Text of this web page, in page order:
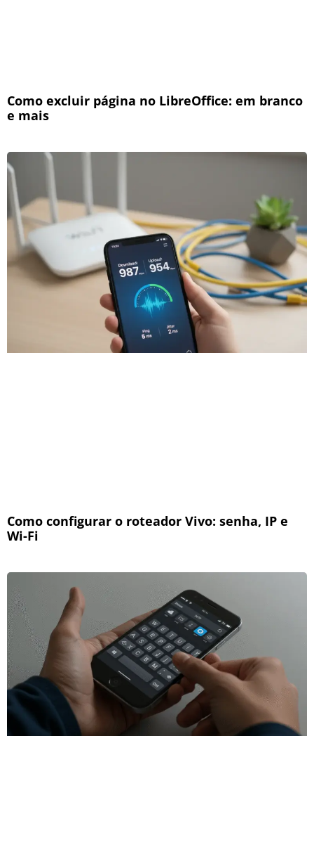
Como excluir página no LibreOffice: em branco
e mais
Como configurar o roteador Vivo: senha, IP e
Wi-Fi